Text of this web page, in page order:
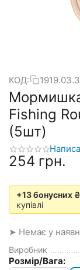
КОД:
Fishing
(5шт)
‍254‍ грн.
+13 бонусних ₴
купівлі
➤ Немає у
Виробник
Розмір/Вага: